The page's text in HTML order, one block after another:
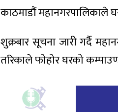
काठमाडौं महानगरपालिकाले
शुक्रबार सूचना जारी गर्दै
तरिकाले फोहोर घरको